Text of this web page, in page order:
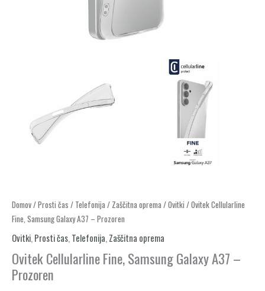
Domov/Prosti čas / Telefonija/ Zaščitna oprema/Ovitki / Ovitek Cellularline
Fine, Samsung Galaxy A37 – Prozoren
Ovitki, Prosti čas, Telefonija, Zaščitna oprema
Ovitek Cellularline Fine, Samsung Galaxy A37 –
Prozoren
Ovitek
Cellularline
Fine,
Samsung
Galaxy